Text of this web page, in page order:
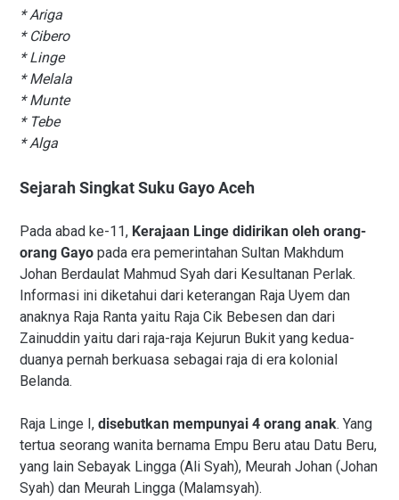
* Ariga
* Cibero
* Linge
* Melala
* Munte
* Tebe
* Alga
Sejarah Singkat Suku Gayo Aceh
Pada abad ke-11, Kerajaan Linge didirikan oleh orang-
orang Gayo pada era pemerintahan Sultan Makhdum
Johan Berdaulat Mahmud Syah dari Kesultanan Perlak.
Informasi ini diketahui dari keterangan Raja Uyem dan
anaknya Raja Ranta yaitu Raja Cik Bebesen dan dari
Zainuddin yaitu dari raja-raja Kejurun Bukit yang kedua-
duanya pernah berkuasa sebagai raja di era kolonial
Belanda.
Raja Linge I, disebutkan mempunyai 4 orang anak. Yang
tertua seorang wanita bernama Empu Beru atau Datu Beru,
yang lain Sebayak Lingga (Ali Syah), Meurah Johan (Johan
Syah) dan Meurah Lingga (Malamsyah).